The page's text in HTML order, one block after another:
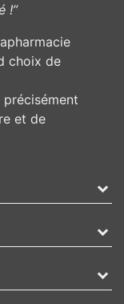
!”
choix de
et de